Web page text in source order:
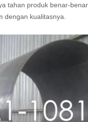
tahan produk benar-
dengan kualitasnya.